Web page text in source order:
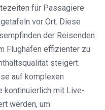
für Passagiere
vor Ort. Diese
der Reisenden
Flughafen effizienter zu
steigert.
auf komplexen
kontinuierlich mit Live-
werden, um